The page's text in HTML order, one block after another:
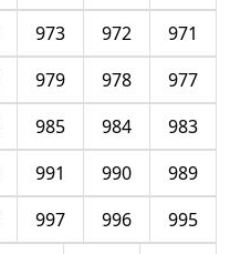
971
972
973
977
978
979
983
984
985
989
990
991
995
996
997